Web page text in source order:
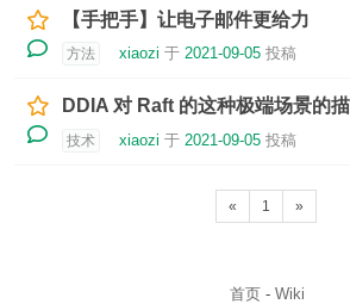
【手把手】让电子邮件更给力
方法 xiaozi 于 2021-09-05 投稿
DDIA 对 Raft 的这种极端场景的
技术 xiaozi 于 2021-09-05 投稿
« 1 »
首页- Wiki